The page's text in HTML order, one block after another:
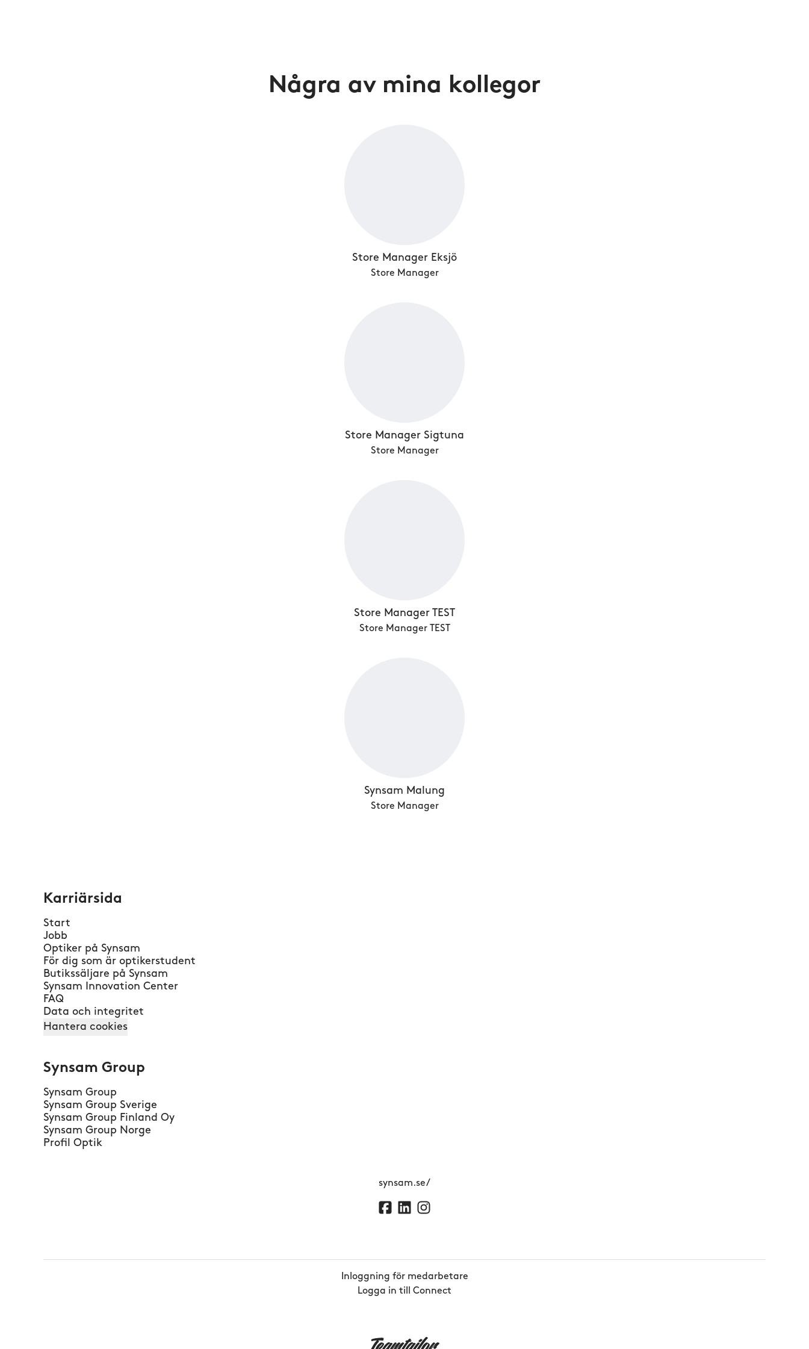
Några av mina kollegor
Store Manager Eksjö
Store Manager
Store Manager Sigtuna
Store Manager
Store Manager TEST
Store Manager TEST
Synsam Malung
Store Manager
Karriärsida
Start
Jobb
Optiker på Synsam
För dig som är optikerstudent
Butikssäljare på Synsam
Synsam Innovation Center
FAQ
Data och integritet
Hantera cookies
Synsam Group
Synsam Group
Synsam Group Sverige
Synsam Group Finland Oy
Synsam Group Norge
Profil Optik
synsam.se/
Inloggning för medarbetare
Logga in till Connect